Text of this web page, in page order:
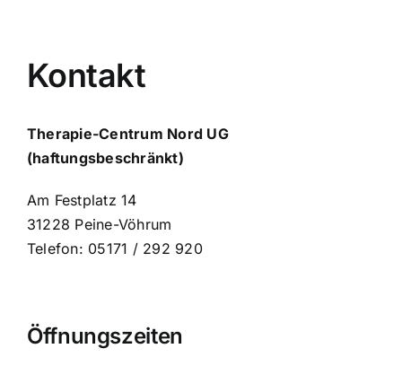
Med. Fitnesstraining
Kooperationspartner
Kontakt
Therapie-Centrum Nord UG
(haftungsbeschränkt)
Am Festplatz 14
31228 Peine-Vöhrum
Telefon: 05171 / 292 920
Öffnungszeiten